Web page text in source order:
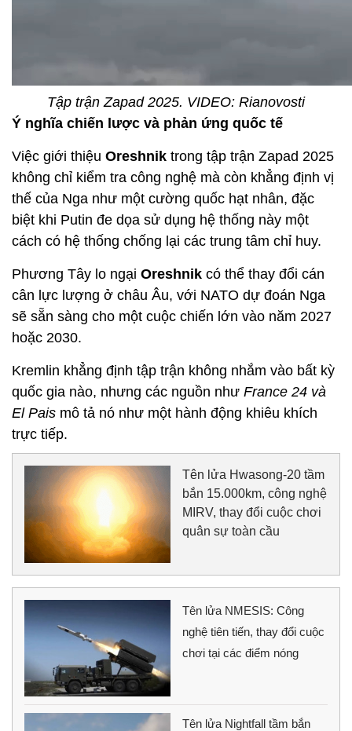
Tập trận Zapad 2025. VIDEO: Rianovosti
Ý nghĩa chiến lược và phản ứng quốc tế
Việc giới thiệu Oreshnik trong tập trận Zapad 2025
không chỉ kiểm tra công nghệ mà còn khẳng định vị
thế của Nga như một cường quốc hạt nhân, đặc
biệt khi Putin đe dọa sử dụng hệ thống này một
cách có hệ thống chống lại các trung tâm chỉ huy.
Phương Tây lo ngại Oreshnik có thể thay đổi cán
cân lực lượng ở châu Âu, với NATO dự đoán Nga
sẽ sẵn sàng cho một cuộc chiến lớn vào năm 2027
hoặc 2030.
Kremlin khẳng định tập trận không nhắm vào bất kỳ
quốc gia nào, nhưng các nguồn như France 24 và
El Pais mô tả nó như một hành động khiêu khích
trực tiếp.
Tên lửa Hwasong-20 tầm
bắn 15.000km, công nghệ
MIRV, thay đổi cuộc chơi
quân sự toàn cầu
Tên lửa NMESIS: Công
nghệ tiên tiến, thay đổi cuộc
chơi tại các điểm nóng
Tên lửa Nightfall tầm bắn